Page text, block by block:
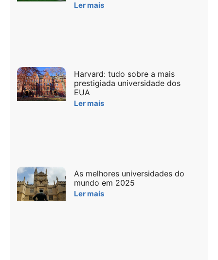
Ler mais
Harvard: tudo sobre a mais
prestigiada universidade dos
EUA
Ler mais
As melhores universidades do
mundo em 2025
Ler mais